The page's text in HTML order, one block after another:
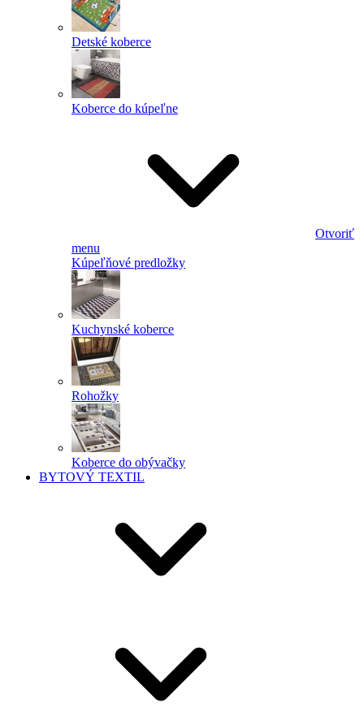
Detské koberce
Koberce do kúpeľne
Otvoriť
menu
Kúpeľňové predložky
Kuchynské koberce
Rohožky
Koberce do obývačky
BYTOVÝ TEXTIL